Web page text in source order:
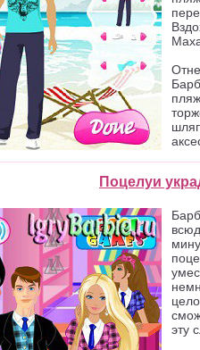
Поцелуи
эту